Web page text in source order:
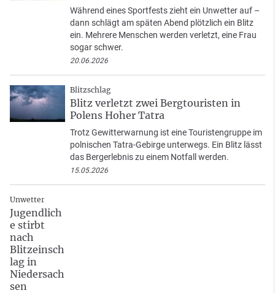
Während eines Sportfests zieht ein Unwetter auf –
dann schlägt am späten Abend plötzlich ein Blitz
ein. Mehrere Menschen werden verletzt, eine Frau
sogar schwer.
20.06.2026
Blitzschlag
Blitz verletzt zwei Bergtouristen in
Polens Hoher Tatra
Trotz Gewitterwarnung ist eine Touristengruppe im
polnischen Tatra-Gebirge unterwegs. Ein Blitz lässt
das Bergerlebnis zu einem Notfall werden.
15.05.2026
Unwetter
Jugendlich
e stirbt
nach
Blitzeinsch
lag in
Niedersach
sen